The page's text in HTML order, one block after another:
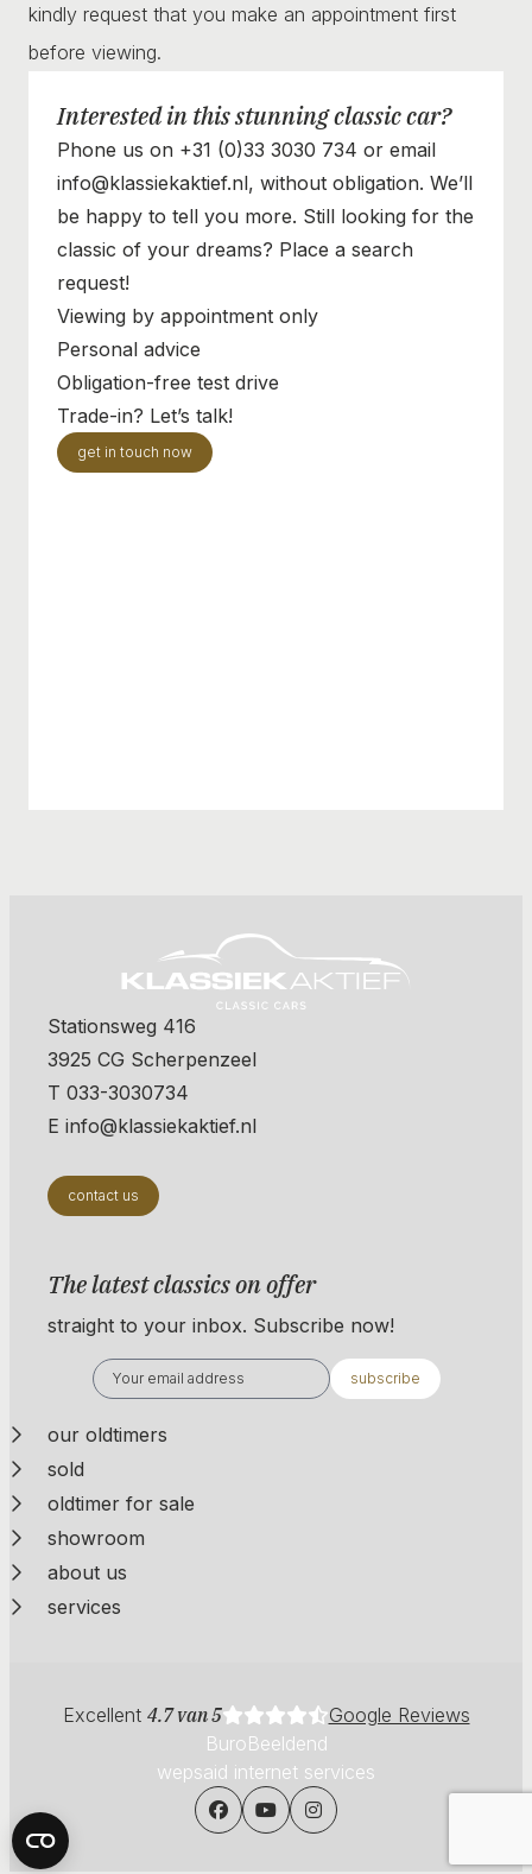
kindly request that you make an appointment first
before viewing.
Interested in this stunning classic car?
Phone us on +31 (0)33 3030 734 or email
info@klassiekaktief.nl, without obligation. We’ll
be happy to tell you more. Still looking for the
classic of your dreams? Place a search
request!
Viewing by appointment only
Personal advice
Obligation-free test drive
Trade-in? Let’s talk!
get in touch now
Stationsweg 416
3925 CG Scherpenzeel
T 033-3030734
E info@klassiekaktief.nl
contact us
The latest classics on offer
straight to your inbox. Subscribe now!
subscribe
our oldtimers
sold
oldtimer for sale
showroom
about us
services
Excellent 4.7 van 5
Google Reviews
BuroBeeldend
wepsaid internet services